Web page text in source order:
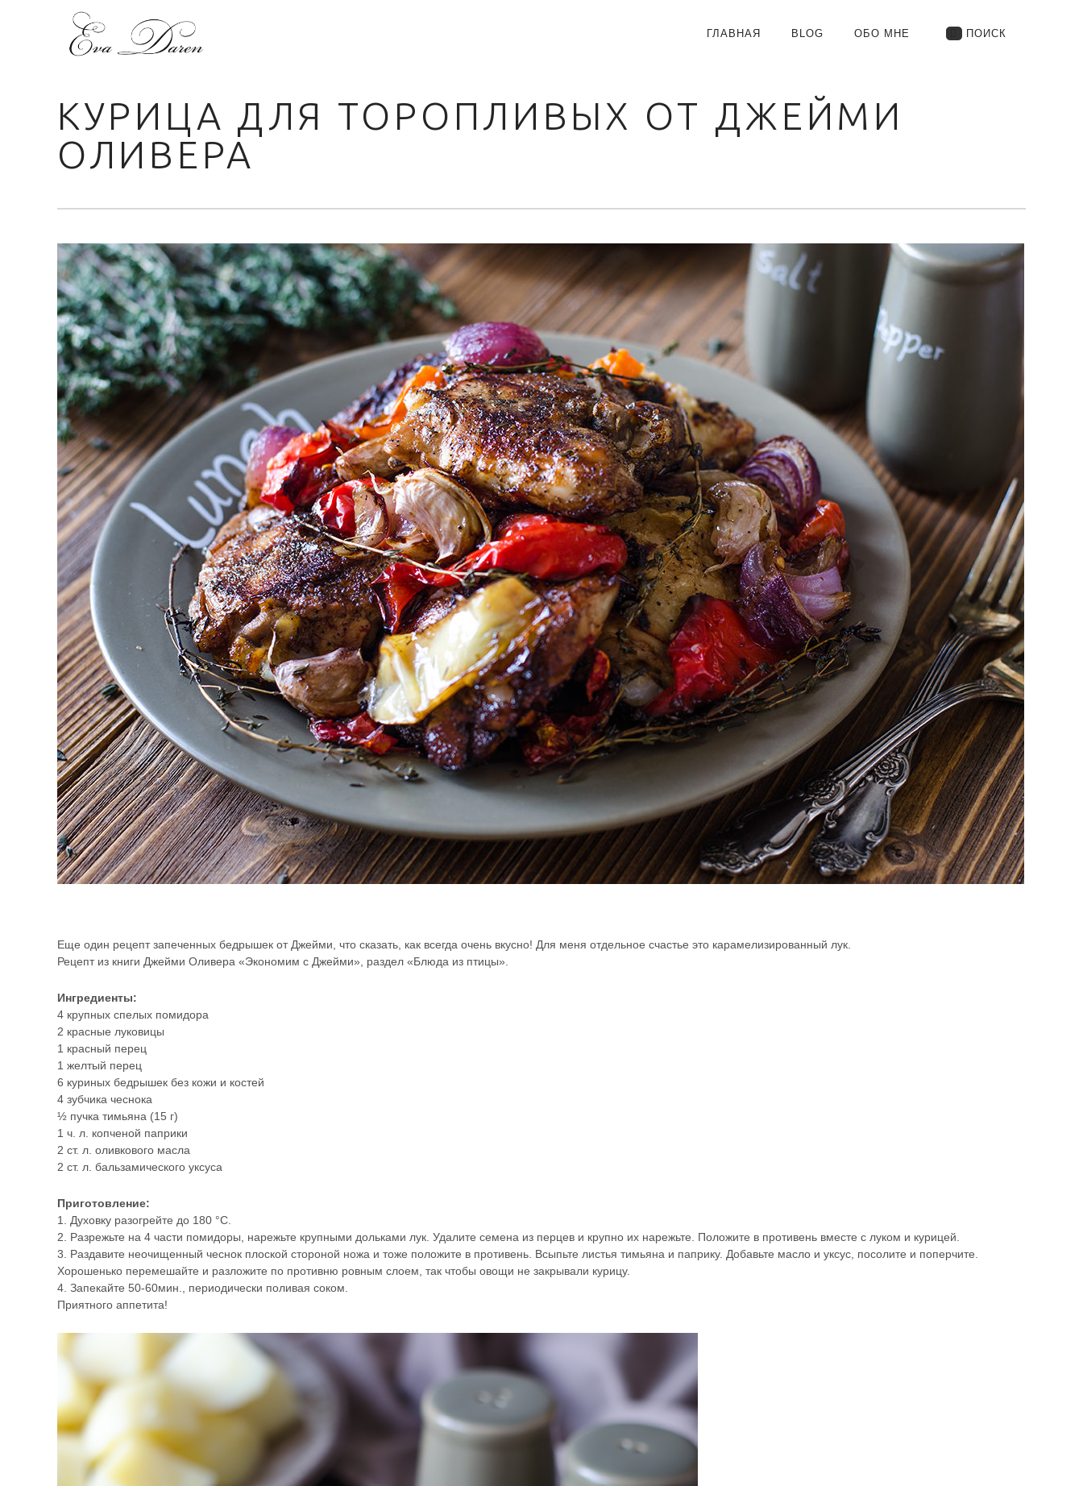
PRIMARY
ГЛАВНАЯ BLOG ОБО МНЕ ПОИСК
КУРИЦА ДЛЯ ТОРОПЛИВЫХ ОТ ДЖЕЙМИ
ОЛИВЕРА
Еще один рецепт запеченных бедрышек от Джейми, что сказать, как всегда очень вкусно! Для меня отдельное счастье это карамелизированный лук.
Рецепт из книги Джейми Оливера «Экономим с Джейми», раздел «Блюда из птицы».
Ингредиенты:
4 крупных спелых помидора
2 красные луковицы
1 красный перец
1 желтый перец
6 куриных бедрышек без кожи и костей
4 зубчика чеснока
½ пучка тимьяна (15 г)
1 ч. л. копченой паприки
2 ст. л. оливкового масла
2 ст. л. бальзамического уксуса
Приготовление:
1. Духовку разогрейте до 180 °С.
2. Разрежьте на 4 части помидоры, нарежьте крупными дольками лук. Удалите семена из перцев и крупно их нарежьте. Положите в противень вместе с луком и курицей.
3. Раздавите неочищенный чеснок плоской стороной ножа и тоже положите в противень. Всыпьте листья тимьяна и паприку. Добавьте масло и уксус, посолите и поперчите.
Хорошенько перемешайте и разложите по противню ровным слоем, так чтобы овощи не закрывали курицу.
4. Запекайте 50-60мин., периодически поливая соком.
Приятного аппетита!